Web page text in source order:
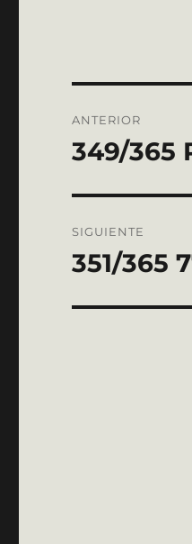
de
ANTERIOR
Entrada
349/365
SIGUIENTE
Entrada
351/365